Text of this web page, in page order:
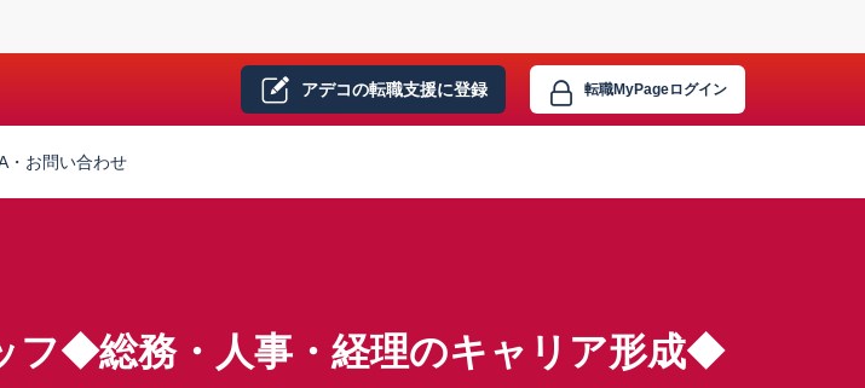
アデコの転職支援に登録 転職MyPageログイン
・お問い合わせ
フ◆総務・人事・経理のキャリア形成◆